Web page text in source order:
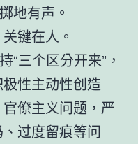
地有声。
键在人。
“三个区分开来”，
性主动性创造
僚主义问题，严
过度留痕等问